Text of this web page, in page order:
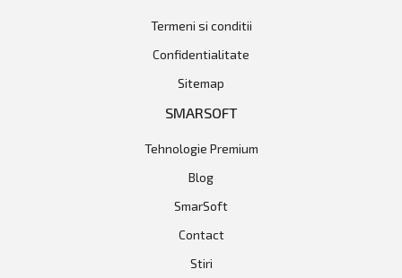
Termeni si conditii
Confidentialitate
Sitemap
SMARSOFT
Tehnologie Premium
Blog
SmarSoft
Contact
Stiri